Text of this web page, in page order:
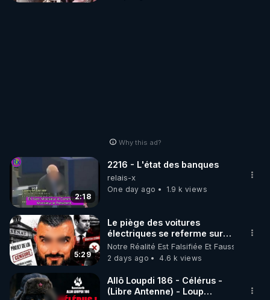
Why this ad?
2:18
2216 - L'état des banques
relais-x
One day ago
1.9 k views
5:29
Le piège des voitures
électriques se referme sur
les usagers !
Notre Réalité Est Falsifiée Et Fausse
2 days ago
4.6 k views
Allô Loupdi 186 - Célérus -
(Libre Antenne) - Loup